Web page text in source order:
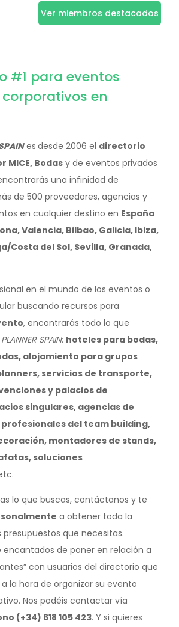
Ver miembros destacados
#1 para eventos
en
es desde 2006 el directorio
MICE, Bodasy de eventos privados
una infinidad de
de 500 proveedores, agencias y
en cualquier destino en España
Valencia, Bilbao, Galicia, Ibiza,
Costa del Sol, Sevilla, Granada,
en el mundo de los eventos o
buscando recursos para
, encontrarás todo lo que
SPAIN: hoteles para bodas,
alojamiento para grupos
servicios de transporte,
y palacios de
singulares, agencias de
profesionales del team building,
montadores de stands,
soluciones
lo que buscas, contáctanos y te
a obtener toda la
que necesitas.
encantados de poner en relación a
con usuarios del directorio que
la hora de organizar su evento
Nos podéis contactar vía
(+34) 618 105 423. Y si quieres